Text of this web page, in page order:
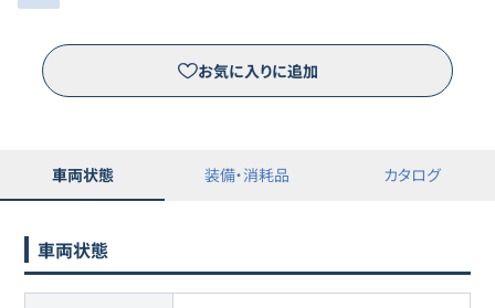
お気に入りに追加
車両状態 装備・消耗品 カタログ
車両状態